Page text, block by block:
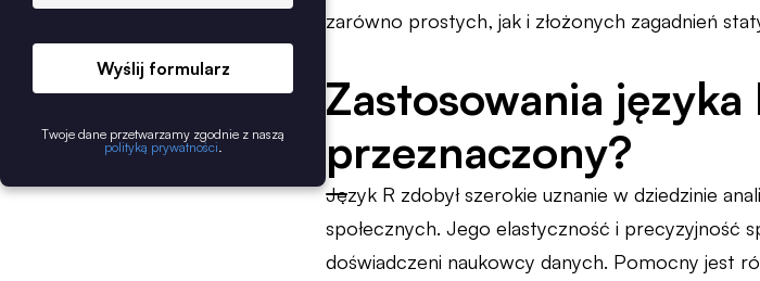
Wyślij formularz
Twoje dane przetwarzamy zgodnie z naszą
polityką prywatności.
zarówno prostych, jak i złożonych zagadnień
Zastosowania
przeznaczony?
Język R zdobył szerokie uznanie w dziedzinie
społecznych. Jego elastyczność i precyzyjność
doświadczeni naukowcy danych. Pomocny jest